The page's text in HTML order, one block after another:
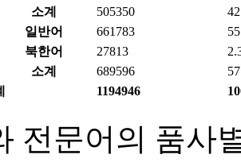
소계
505350
일반어 661783
북한어
27813
소계
689596
1194946
전문어의 품사